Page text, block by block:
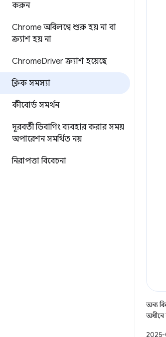
করুন
Chrome অবিলম্বে শুরু হয় না বা
ক্র্যাশ হয় না
ChromeDriver ক্র্যাশ হয়েছে
ক্লিক সমস্যা
কীবোর্ড সমর্থন
দূরবর্তী ডিবাগিং ব্যবহার করার সময়
অপারেশন সমর্থিত নয়
নিরাপত্তা বিবেচনা
অন্য
অধীনে
2025-